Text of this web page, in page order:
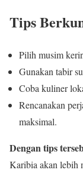
Tips
Pilih musim
Gunakan tabir
Coba kuliner
Rencanakan
maksimal.
Dengan tips
Karibia akan lebih